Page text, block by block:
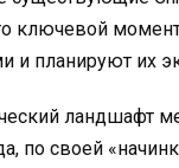
ключевой
и планируют их
ландшафт
по своей